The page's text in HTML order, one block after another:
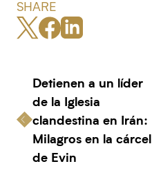
SHARE
Detienen a un líder
de la Iglesia
clandestina en Irán:
Milagros en la cárcel
de Evin